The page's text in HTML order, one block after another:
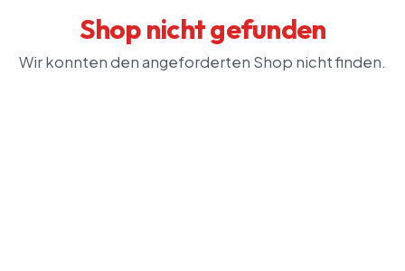
Shop nicht gefunden
Wir konnten den angeforderten Shop nicht finden.